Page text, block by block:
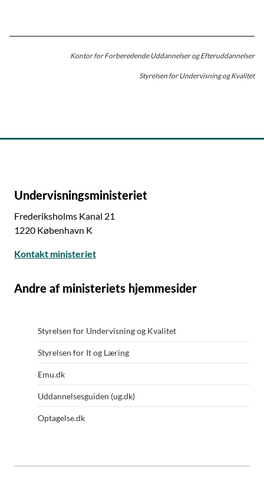
Kontor for Forberedende Uddannelser og Efteruddannelser
Styrelsen for Undervisning og Kvalitet
Undervisningsministeriet
Frederiksholms Kanal 21
1220 København K
Kontakt ministeriet
Andre af ministeriets hjemmesider
Styrelsen for Undervisning og Kvalitet
Styrelsen for It og Læring
Emu.dk
Uddannelsesguiden (ug.dk)
Optagelse.dk